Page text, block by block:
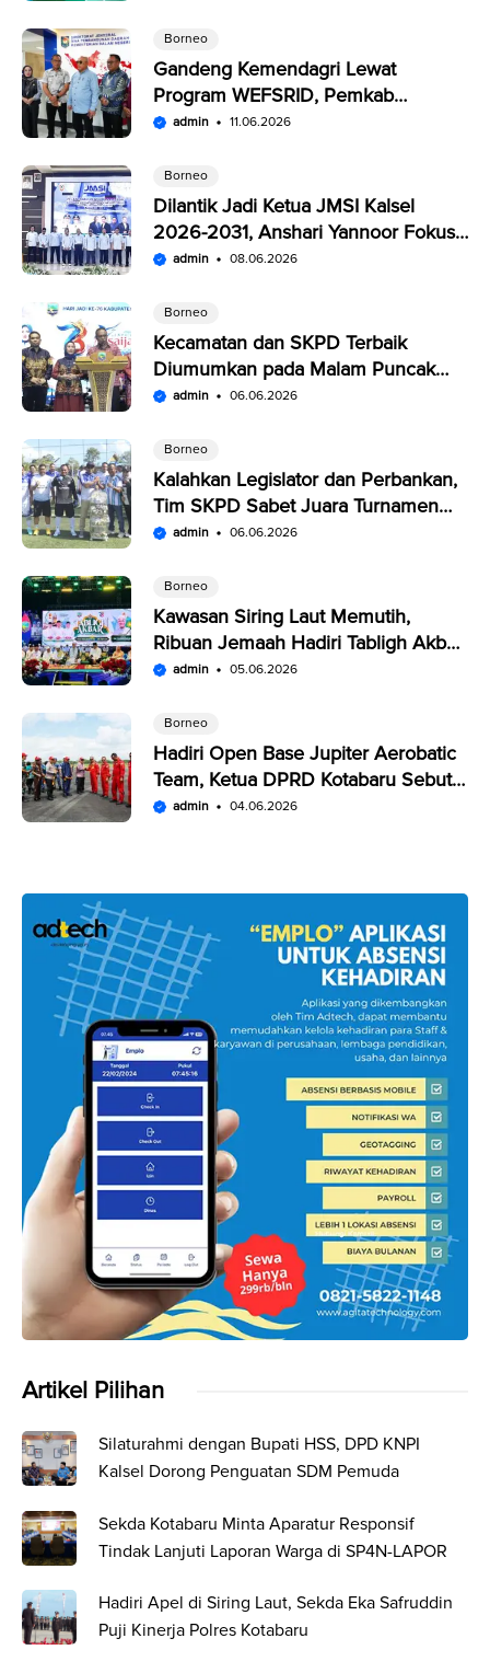
Borneo
Gandeng Kemendagri Lewat
Program WEFSRID, Pemkab
Kotabaru Targetkan Petani Panen 3
admin 11.06.2026
Borneo
Dilantik Jadi Ketua JMSI Kalsel
2026-2031, Anshari Yannoor Fokus
Verifikasi Perusahaan Pers
admin 08.06.2026
Borneo
Kecamatan dan SKPD Terbaik
Diumumkan pada Malam Puncak
Penutupan Expo Saijaan Kotabaru
admin 06.06.2026
Borneo
Kalahkan Legislator dan Perbankan,
Tim SKPD Sabet Juara Turnamen
Segitiga Kotabaru
admin 06.06.2026
Borneo
Kawasan Siring Laut Memutih,
Ribuan Jemaah Hadiri Tabligh Akbar
HUT Kabupaten Kotabaru
admin 05.06.2026
Borneo
Hadiri Open Base Jupiter Aerobatic
Team, Ketua DPRD Kotabaru Sebut
Penampilan JAT Luar Biasa
admin 04.06.2026
Artikel Pilihan
Silaturahmi dengan Bupati HSS, DPD KNPI
Kalsel Dorong Penguatan SDM Pemuda
Sekda Kotabaru Minta Aparatur Responsif
Tindak Lanjuti Laporan Warga di SP4N-LAPOR
Hadiri Apel di Siring Laut, Sekda Eka Safruddin
Puji Kinerja Polres Kotabaru